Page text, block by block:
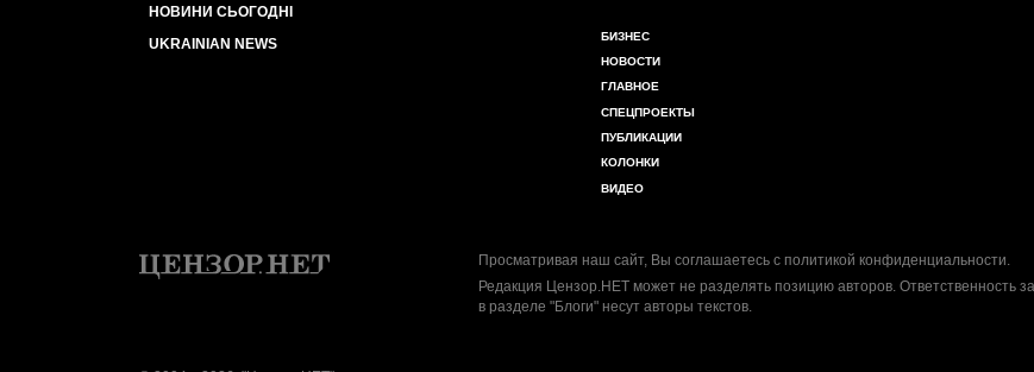
НОВИНИ СЬОГОДНІ
UKRAINIAN NEWS
БИЗНЕС
НОВОСТИ
ГЛАВНОЕ
СПЕЦПРОЕКТЫ
ПУБЛИКАЦИИ
КОЛОНКИ
ВИДЕО
Просматривая наш сайт, Вы соглашаетесь с политикой конфиденциальности.
Редакция Цензор.НЕТ может не разделять позицию авторов. Ответственность
в разделе "Блоги" несут авторы текстов.